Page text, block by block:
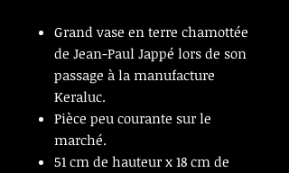
Grand vase en terre chamottée
de Jean-Paul Jappé lors de son
passage à la manufacture
Keraluc.
Pièce peu courante sur le
marché.
51 cm de hauteur x 18 cm de